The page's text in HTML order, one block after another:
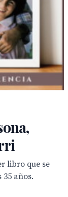
libro que se
años.